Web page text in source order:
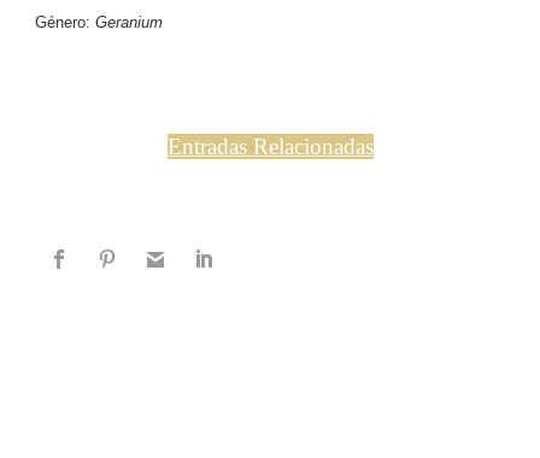
Género: Geranium
Entradas Relacionadas